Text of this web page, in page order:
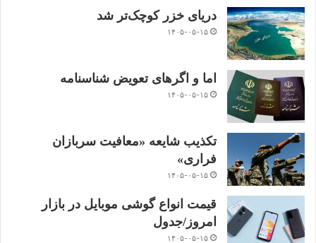
دریای خزر کوچک‌تر شد
۱۴۰۵-۰۵-۱۵
اما و اگرهای تعویض شناسنامه
۱۴۰۵-۰۵-۱۵
تکذیب شایعه «معافیت سربازان
فراری»
۱۴۰۵-۰۵-۱۵
قیمت انواع گوشی موبایل در بازار
امروز/جدول
۱۴۰۵-۰۵-۱۵